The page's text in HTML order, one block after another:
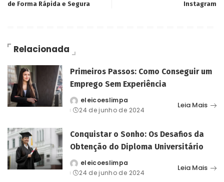
de Forma Rápida e Segura
Instagram
Relacionada
Primeiros Passos: Como Conseguir um
Emprego Sem Experiência
Posted
by
eleicoeslimpa
24 de junho de 2024
Leia Mais
Conquistar o Sonho: Os Desafios da
Obtenção do Diploma Universitário
Posted
by
eleicoeslimpa
24 de junho de 2024
Leia Mais